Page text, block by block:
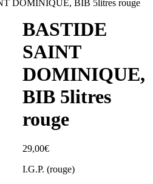
DOMINIQUE, BIB 5litres rouge
BASTIDE
SAINT
DOMINIQUE,
BIB 5litres
rouge
29,00€
I.G.P. (rouge)